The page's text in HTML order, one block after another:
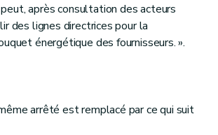
après consultation des acteurs
des lignes directrices pour la
énergétique des fournisseurs. ».
arrêté est remplacé par ce qui suit